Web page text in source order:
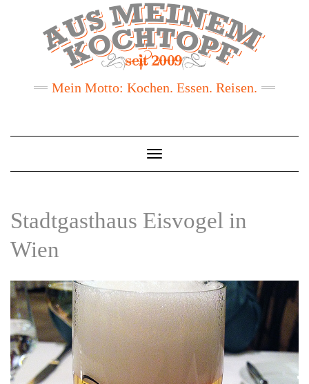
Mein Motto: Kochen. Essen. Reisen.
Toggle
Navigation
Stadtgasthaus Eisvogel in
Wien